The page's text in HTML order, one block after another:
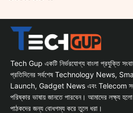
Tech Gup একটি নির্ভরযোগ্য বাংলা প্রযুক্তি
প্রতিদিনের সর্বশেষ Technology News,
Launch, Gadget News এবং Telecom
পরিষ্কার ভাষায় জানতে পারবেন। আমাদের লক্ষ্য
পাঠকদের জন্য বোধগম্য করে তুলে ধরা।